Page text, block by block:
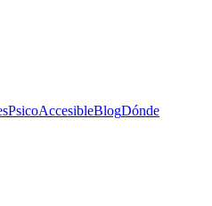
PsicoAccesibleBlogDónde